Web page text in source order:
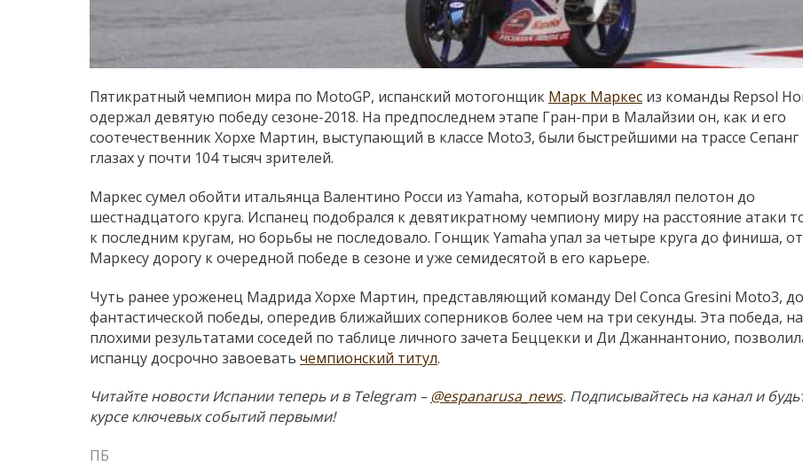
Пятикратный чемпион мира по MotoGP, испанский мотогонщик Марк Маркес из команды Repsol
одержал девятую победу сезоне-2018. На предпоследнем этапе Гран-при в Малайзии он, как и его
соотечественник Хорхе Мартин, выступающий в классе Moto3, были быстрейшими на трассе Сепанг
глазах у почти 104 тысяч зрителей.
Маркес сумел обойти итальянца Валентино Росси из Yamaha, который возглавлял пелотон до
шестнадцатого круга. Испанец подобрался к девятикратному чемпиону миру на расстояние атаки
к последним кругам, но борьбы не последовало. Гонщик Yamaha упал за четыре круга до финиша,
Маркесу дорогу к очередной победе в сезоне и уже семидесятой в его карьере.
Чуть ранее уроженец Мадрида Хорхе Мартин, представляющий команду Del Conca Gresini Moto3,
фантастической победы, опередив ближайших соперников более чем на три секунды. Эта победа,
плохими результатами соседей по таблице личного зачета Беццекки и Ди Джаннантонио,
испанцу досрочно завоевать чемпионский титул.
Читайте новости Испании теперь и в Telegram –@espanarusa_news. Подписывайтесь на канал и
курсе ключевых событий первыми!
ПБ